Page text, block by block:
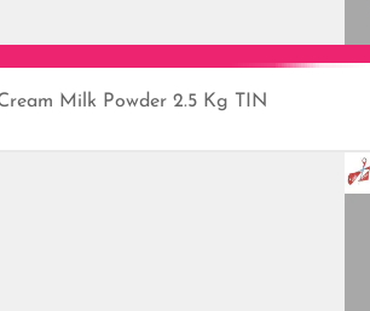
Milk Powder 2.5 Kg TIN